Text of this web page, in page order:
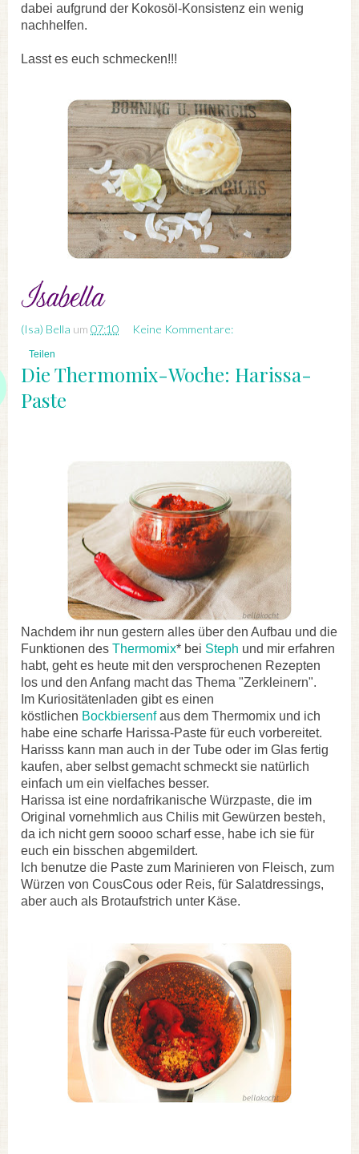
dabei aufgrund der Kokosöl-Konsistenz ein wenig
nachhelfen.
Lasst es euch schmecken!!!
(Isa) Bella um 07:10 Keine Kommentare:
Teilen
Die Thermomix-Woche: Harissa-
Paste
Nachdem ihr nun gestern alles über den Aufbau und die
Funktionen des Thermomix* bei Steph und mir erfahren
habt, geht es heute mit den versprochenen Rezepten
los und den Anfang macht das Thema "Zerkleinern".
Im Kuriositätenladen gibt es einen
köstlichen Bockbiersenfaus dem Thermomix und ich
habe eine scharfe Harissa-Paste für euch vorbereitet.
Harisss kann man auch in der Tube oder im Glas fertig
kaufen, aber selbst gemacht schmeckt sie natürlich
einfach um ein vielfaches besser.
Harissa ist eine nordafrikanische Würzpaste, die im
Original vornehmlich aus Chilis mit Gewürzen besteh,
da ich nicht gern soooo scharf esse, habe ich sie für
euch ein bisschen abgemildert.
Ich benutze die Paste zum Marinieren von Fleisch, zum
Würzen von CousCous oder Reis, für Salatdressings,
aber auch als Brotaufstrich unter Käse.